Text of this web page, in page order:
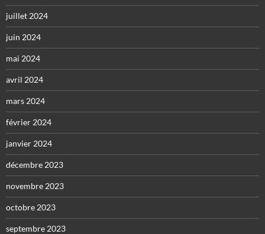
juillet 2024
juin 2024
mai 2024
avril 2024
mars 2024
février 2024
janvier 2024
décembre 2023
novembre 2023
octobre 2023
septembre 2023